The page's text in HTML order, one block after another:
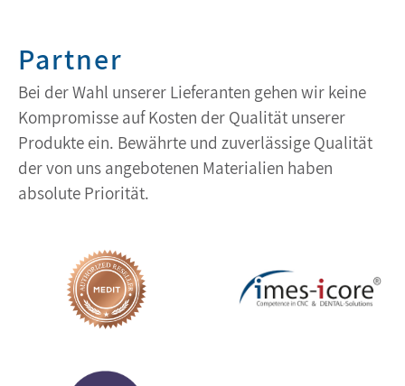
Partner
Bei der Wahl unserer Lieferanten gehen wir keine
Kompromisse auf Kosten der Qualität unserer
Produkte ein. Bewährte und zuverlässige Qualität
der von uns angebotenen Materialien haben
absolute Priorität.